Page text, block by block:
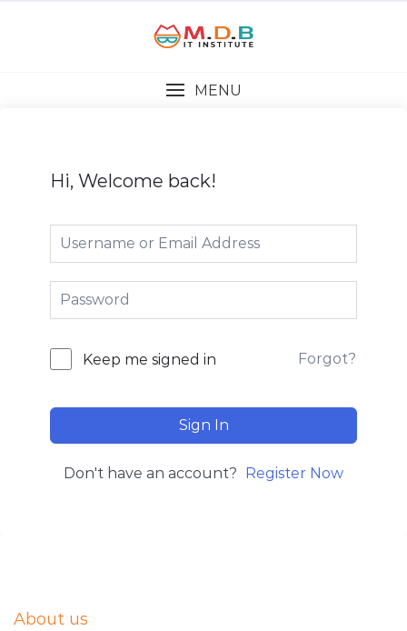
MENU
Hi, Welcome back!
Keep me signed in Forgot?
Sign In
Don't have an account? Register Now
About us